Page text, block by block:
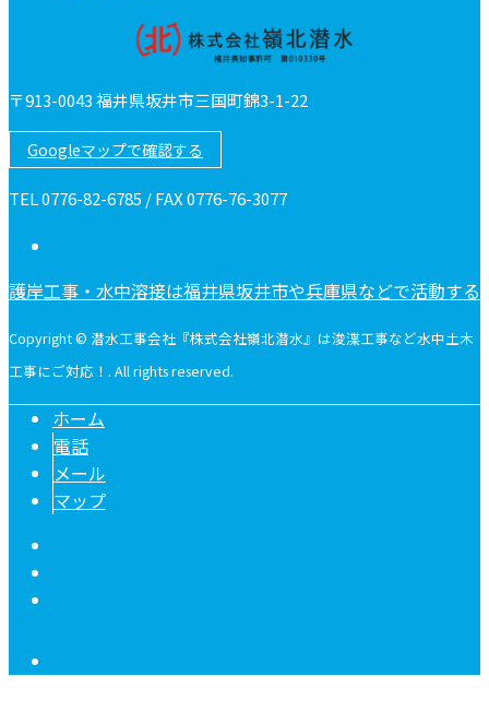
〒913-0043 福井県坂井市三国町錦3-1-22
Googleマップで確認する
TEL 0776-82-6785 / FAX 0776-76-3077
護岸工事・水中溶接は福井県坂井市や兵庫県などで活動す
Copyright © 潜水工事会社『株式会社嶺北潜水』は浚渫工事など水中土木
工事にご対応！. All rights reserved.
ホーム
電話
メール
マップ